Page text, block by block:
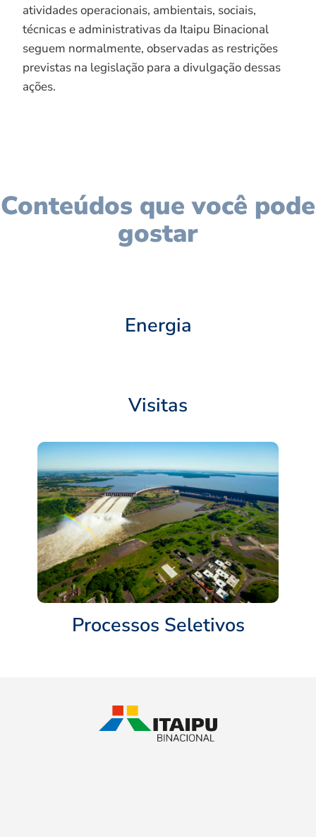
atividades operacionais, ambientais, sociais,
técnicas e administrativas da Itaipu Binacional
seguem normalmente, observadas as restrições
previstas na legislação para a divulgação dessas
ações.
Conteúdos que você pode
gostar
Energia
Visitas
Processos Seletivos